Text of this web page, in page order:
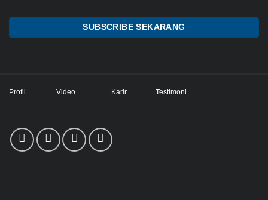
SUBSCRIBE SEKARANG
Profil Video Karir Testimoni